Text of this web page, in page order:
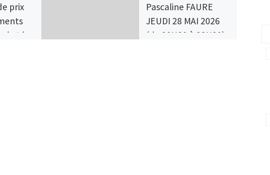
prix
et le
Pascaline FAURE
JEUDI 28 MAI 2026
(de 20H30 à 22H30)